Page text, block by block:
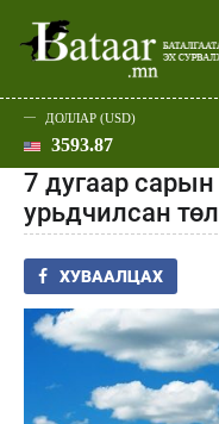
ДОЛЛАР (USD)
3593.87
7 дугаар
урьдчилсан
ХУВААЛЦАХ